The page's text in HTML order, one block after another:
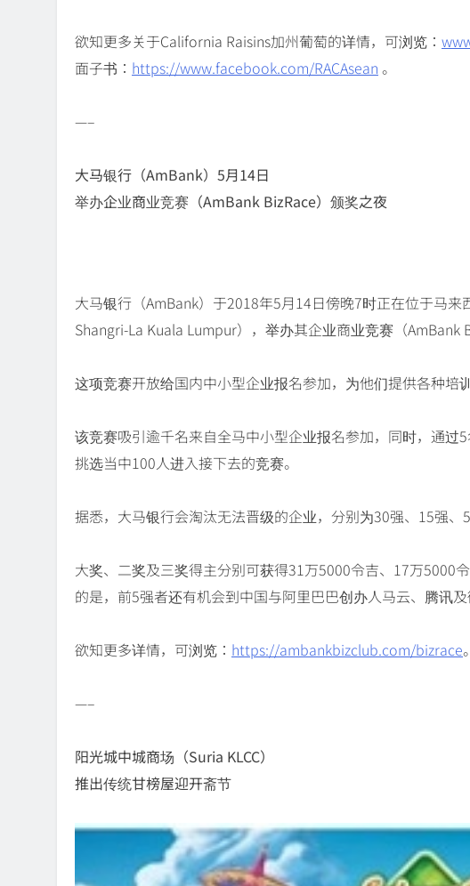
欲知更多关于California Raisins加州葡萄的详情，可浏览：
面子书： https://www.facebook.com/RACAsean 。
—–
大马银行（AmBank）5月14日
举办企业商业竞赛（AmBank BizRace）颁奖之夜
大马银行（AmBank）于2018年5月14日傍晚7时正在位于马
Shangri-La Kuala Lumpur），举办其企业商业竞赛（AmBank
这项竞赛开放给国内中小型企业报名参加，为他们提供各种培
该竞赛吸引逾千名来自全马中小型企业报名参加，同时，通过
挑选当中100人进入接下去的竞赛。
据悉，大马银行会淘汰无法晋级的企业，分别为30强、15强、5
大奖、二奖及三奖得主分别可获得31万5000令吉、17万5000
的是，前5强者还有机会到中国与阿里巴巴创办人马云、腾讯及
欲知更多详情，可浏览： https://ambankbizclub.com/bizrace。
—–
阳光城中城商场（Suria KLCC）
推出传统甘榜屋迎开斋节